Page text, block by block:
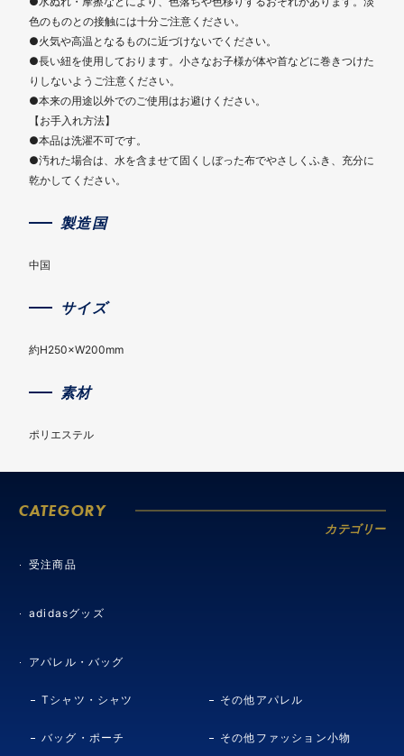
色のものとの接触には十分ご注意ください。
●火気や高温となるものに近づけないでください。
●長い紐を使用しております。小さなお子様が体や首などに巻きつけた
りしないようご注意ください。
●本来の用途以外でのご使用はお避けください。
【お手入れ方法】
●本品は洗濯不可です。
●汚れた場合は、水を含ませて固くしぼった布でやさしくふき、充分に
乾かしてください。
製造国
中国
サイズ
約H250×W200mm
素材
ポリエステル
CATEGORY
カテゴリー
受注商品
adidasグッズ
アパレル・バッグ
Tシャツ・シャツ その他アパレル
バッグ・ポーチ その他ファッション小物